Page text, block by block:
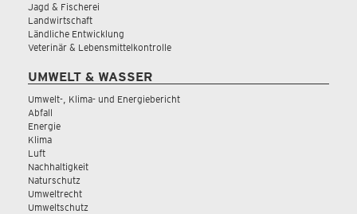
Jagd & Fischerei
Landwirtschaft
Ländliche Entwicklung
Veterinär & Lebensmittelkontrolle
UMWELT & WASSER
Umwelt-, Klima- und Energiebericht
Abfall
Energie
Klima
Luft
Nachhaltigkeit
Naturschutz
Umweltrecht
Umweltschutz